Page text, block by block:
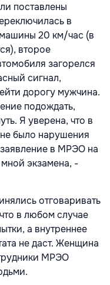
поставлены
в
20 км/час (в
второе
загорелся
сигнал,
дорогу мужчина.
подождать,
Я уверена, что в
было нарушения
в МРЭО на
экзамена, -
отговаривать
в любом случае
а внутреннее
не даст. Женщина
МРЭО